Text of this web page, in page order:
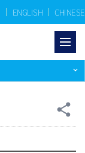
ENGLISH CHINESE
공
share